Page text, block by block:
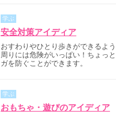
学ぶ
安全対策アイディア
おすわりやひとり歩きができるよ
周りには危険がいっぱい！ちょっ
ガを防ぐことができます。
学ぶ
おもちゃ・遊びのアイディア